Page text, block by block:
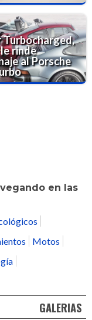
Turbocharged,
rinde
al Porsche
en las
Motos
GALERIAS